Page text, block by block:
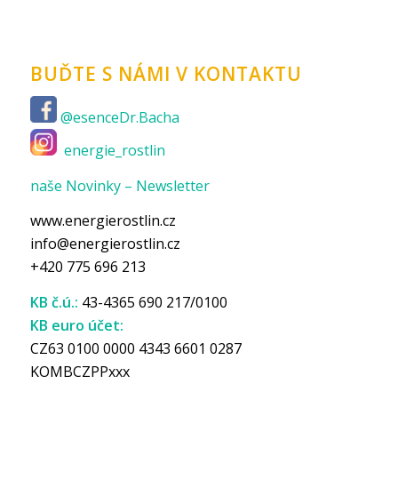
BUĎTE S NÁMI V KONTAKTU
@esenceDr.Bacha
energie_rostlin
naše Novinky – Newsletter
www.energierostlin.cz
info@energierostlin.cz
+420 775 696 213
KB č.ú.: 43-4365 690 217/0100
KB euro účet:
CZ63 0100 0000 4343 6601 0287
KOMBCZPPxxx